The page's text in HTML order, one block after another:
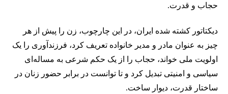
حجاب و قدرت.
دیکتاتور کشته شده ایران، در این چارچوب، زن را پیش از هر
چیز به عنوان مادر و مدیر خانواده تعریف کرد، فرزندآوری را یک
اولویت ملی خواند، حجاب را از یک حکم شرعی به مساله‌ای
سیاسی و امنیتی تبدیل کرد و تا توانست در برابر حضور زنان در
ساختار قدرت، دیوار ساخت.